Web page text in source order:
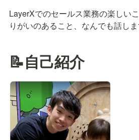
LayerXでのセールス業務の楽しい
りがいのあること、なんでも話しま
📝自己紹介